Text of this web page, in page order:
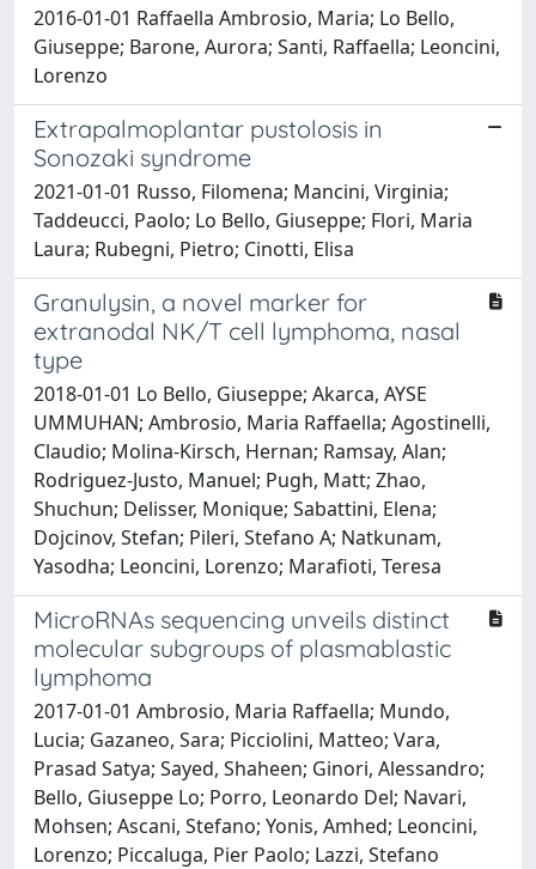
2016-01-01 Raffaella Ambrosio, Maria; Lo Bello,
Giuseppe; Barone, Aurora; Santi, Raffaella; Leoncini,
Lorenzo
Extrapalmoplantar pustolosis in
Sonozaki syndrome
2021-01-01 Russo, Filomena; Mancini, Virginia;
Taddeucci, Paolo; Lo Bello, Giuseppe; Flori, Maria
Laura; Rubegni, Pietro; Cinotti, Elisa
Granulysin, a novel marker for
extranodal NK/T cell lymphoma, nasal
type
2018-01-01 Lo Bello, Giuseppe; Akarca, AYSE
UMMUHAN; Ambrosio, Maria Raffaella; Agostinelli,
Claudio; Molina-Kirsch, Hernan; Ramsay, Alan;
Rodriguez-Justo, Manuel; Pugh, Matt; Zhao,
Shuchun; Delisser, Monique; Sabattini, Elena;
Dojcinov, Stefan; Pileri, Stefano A; Natkunam,
Yasodha; Leoncini, Lorenzo; Marafioti, Teresa
MicroRNAs sequencing unveils distinct
molecular subgroups of plasmablastic
lymphoma
2017-01-01 Ambrosio, Maria Raffaella; Mundo,
Lucia; Gazaneo, Sara; Picciolini, Matteo; Vara,
Prasad Satya; Sayed, Shaheen; Ginori, Alessandro;
Bello, Giuseppe Lo; Porro, Leonardo Del; Navari,
Mohsen; Ascani, Stefano; Yonis, Amhed; Leoncini,
Lorenzo; Piccaluga, Pier Paolo; Lazzi, Stefano